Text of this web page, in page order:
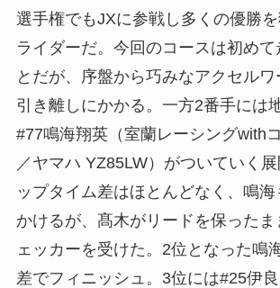
選手権でもJXに参戦し多くの優勝
ライダーだ。今回のコースは初めて
とだが、序盤から巧みなアクセル
引き離しにかかる。一方2番手には
#77鳴海翔英（室蘭レーシングwith
／ヤマハ YZ85LW）がついていく
ップタイム差はほとんどなく、鳴
かけるが、髙木がリードを保った
ェッカーを受けた。2位となった鳴
差でフィニッシュ。3位には#25伊